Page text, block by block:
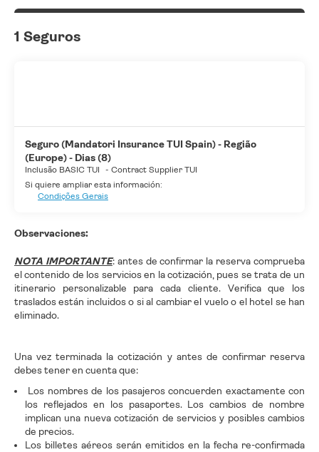
1 Seguros
Seguro (Mandatori Insurance TUI Spain) - Região
(Europe) - Dias (8)
Inclusão BASIC TUI - Contract Supplier TUI
Si quiere ampliar esta información:
Condições Gerais
Observaciones:
NOTA IMPORTANTE: antes de confirmar la reserva comprueba
el contenido de los servicios en la cotización, pues se trata de un
itinerario personalizable para cada cliente. Verifica que los
traslados están incluidos o si al cambiar el vuelo o el hotel se han
eliminado.
Una vez terminada la cotización y antes de confirmar reserva
debes tener en cuenta que:
Los nombres de los pasajeros concuerden exactamente con
los reflejados en los pasaportes. Los cambios de nombre
implican una nueva cotización de servicios y posibles cambios
de precios.
Los billetes aéreos serán emitidos en la fecha re-confirmada